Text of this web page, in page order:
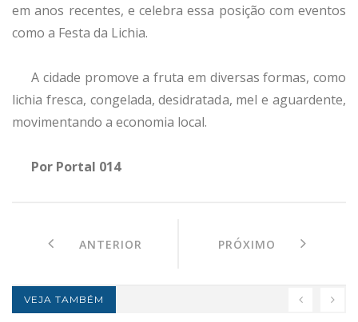
em anos recentes, e celebra essa posição com eventos
como a Festa da Lichia.
A cidade promove a fruta em diversas formas, como
lichia fresca, congelada, desidratada, mel e aguardente,
movimentando a economia local.
Por Portal 014
ANTERIOR PRÓXIMO
VEJA TAMBÉM